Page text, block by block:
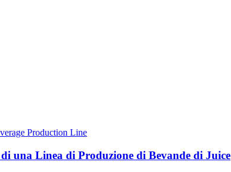
una Linea di Produzione di Bevande di Juice